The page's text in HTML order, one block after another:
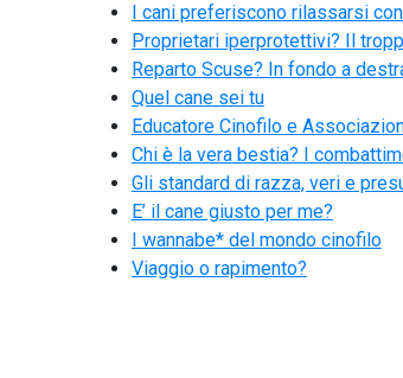
I cani preferiscono rilassarsi
Proprietari iperprotettivi? Il
Reparto Scuse? In fondo a
Quel cane sei tu
Educatore Cinofilo e
Chi è la vera bestia? I
Gli standard di razza, veri e
E’ il cane giusto per me?
I wannabe* del mondo cinofilo
Viaggio o rapimento?